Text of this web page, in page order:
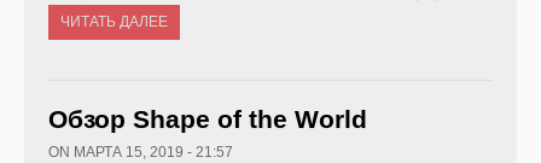
ЧИТАТЬ ДАЛЕЕ
Обзор Shape of the World
ON МАРТА 15, 2019 - 21:57